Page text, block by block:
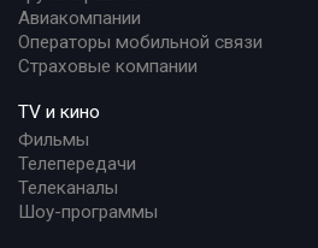
Авиакомпании
Операторы мобильной связи
Страховые компании
TV и кино
Фильмы
Телепередачи
Телеканалы
Шоу-программы